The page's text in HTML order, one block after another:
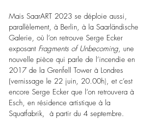
Mais SaarART 2023 se déploie aussi,
parallèlement, à Berlin, à la Saarländische
Galerie, où l’on retrouve Serge Ecker
exposant Fragments of Unbecoming, une
nouvelle pièce qui parle de l’incendie en
2017 de la Grenfell Tower à Londres
(vernissage le 22 juin, 20.00h), et c’est
encore Serge Ecker que l’on retrouvera à
Esch, en résidence artistique à la
Squatfabrik,  à partir du 4 septembre.